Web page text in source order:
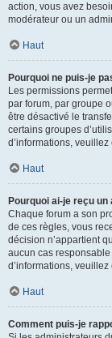
action, vous avez
modérateur ou un
Haut
Pourquoi ne puis-je
Les permissions
par forum, par groupe
être désactivé le
certains groupes
d’informations,
Haut
Pourquoi ai-je reçu
Chaque forum a son
de ces règles, vous
décision n’appartient
aucun cas
d’informations,
Haut
Comment puis-je